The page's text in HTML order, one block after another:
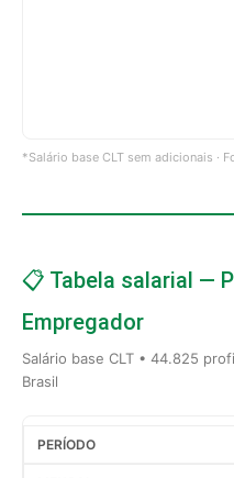
*Salário base CLT sem adicionais ·
📋 Tabela salarial —
Empregador
Salário base CLT • 44.825
Brasil